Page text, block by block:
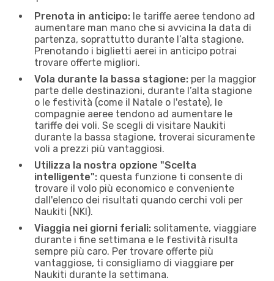
Prenota in anticipo: le tariffe aeree tendono ad
aumentare man mano che si avvicina la data di
partenza, soprattutto durante l’alta stagione.
Prenotando i biglietti aerei in anticipo potrai
trovare offerte migliori.
Vola durante la bassa stagione: per la maggior
parte delle destinazioni, durante l’alta stagione
o le festività (come il Natale o l'estate), le
compagnie aeree tendono ad aumentare le
tariffe dei voli. Se scegli di visitare Naukiti
durante la bassa stagione, troverai sicuramente
voli a prezzi più vantaggiosi.
Utilizza la nostra opzione "Scelta
intelligente": questa funzione ti consente di
trovare il volo più economico e conveniente
dall'elenco dei risultati quando cerchi voli per
Naukiti (NKI).
Viaggia nei giorni feriali: solitamente, viaggiare
durante i fine settimana e le festività risulta
sempre più caro. Per trovare offerte più
vantaggiose, ti consigliamo di viaggiare per
Naukiti durante la settimana.